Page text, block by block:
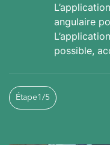
angulaire
possible,
Étape1 /5